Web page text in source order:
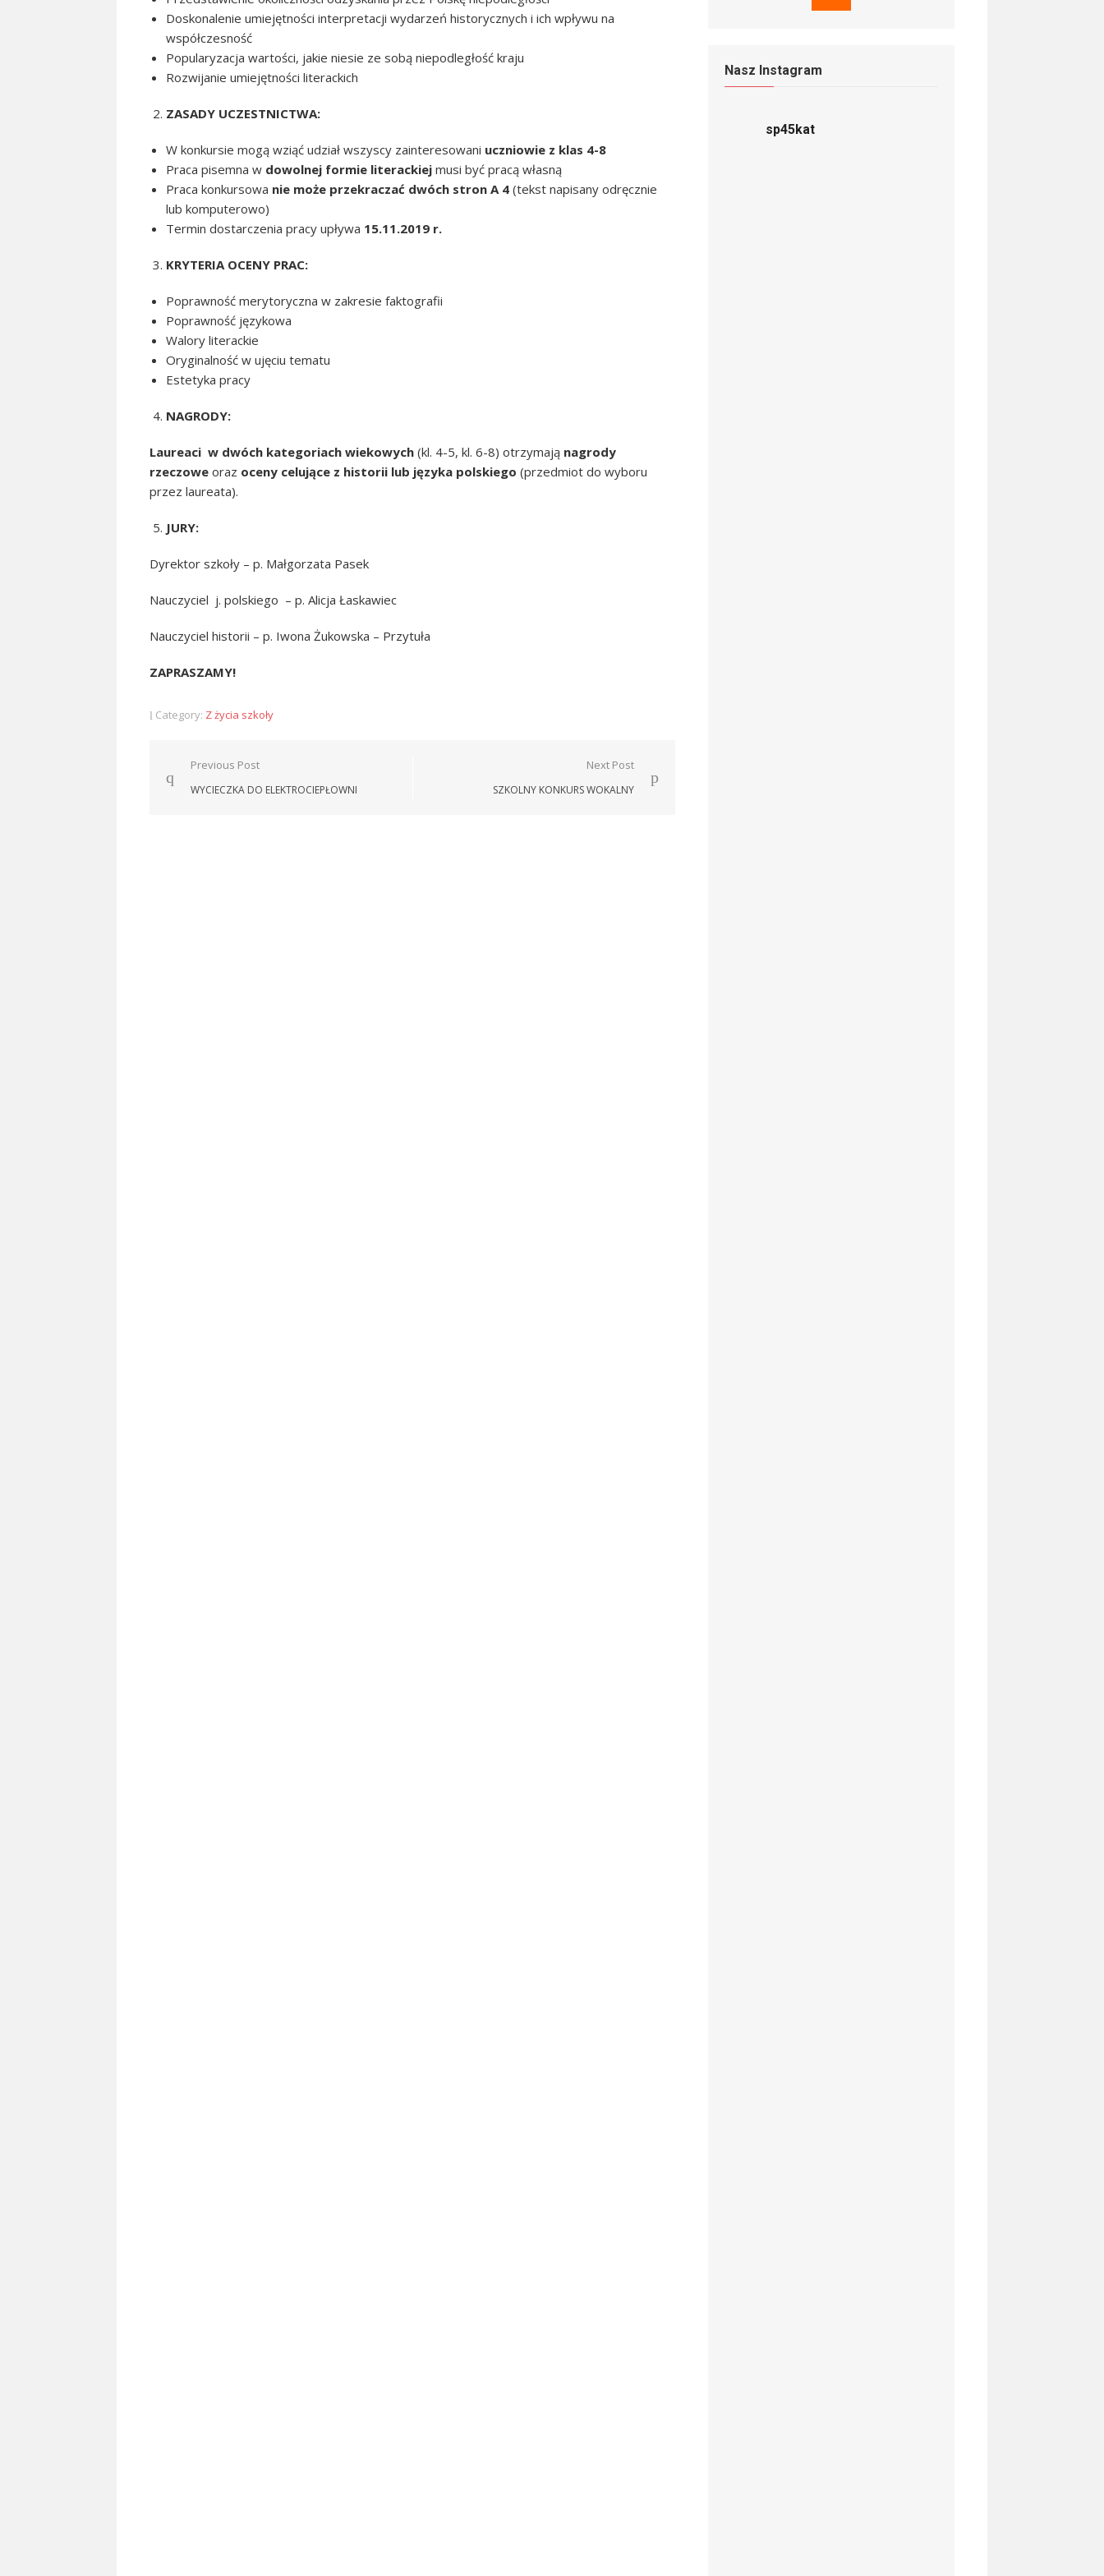
Doskonalenie umiejętności interpretacji wydarzeń historycznych i ich wpływu na
współczesność
Popularyzacja wartości, jakie niesie ze sobą niepodległość kraju
Rozwijanie umiejętności literackich
ZASADY UCZESTNICTWA:
W konkursie mogą wziąć udział wszyscy zainteresowani uczniowie z klas 4-8
Praca pisemna w dowolnej formie literackiej musi być pracą własną
Praca konkursowa nie może przekraczać dwóch stron A 4 (tekst napisany odręcznie
lub komputerowo)
Termin dostarczenia pracy upływa 15.11.2019 r.
KRYTERIA OCENY PRAC:
Poprawność merytoryczna w zakresie faktografii
Poprawność językowa
Walory literackie
Oryginalność w ujęciu tematu
Estetyka pracy
NAGRODY:
Laureaci w dwóch kategoriach wiekowych (kl. 4-5, kl. 6-8) otrzymają nagrody
rzeczowe oraz oceny celujące z historii lub języka polskiego (przedmiot do wyboru
przez laureata).
JURY:
Dyrektor szkoły – p. Małgorzata Pasek
Nauczyciel j. polskiego – p. Alicja Łaskawiec
Nauczyciel historii – p. Iwona Żukowska – Przytuła
ZAPRASZAMY!
Category: Z życia szkoły
Nawigacja
wpisu
Previous Post
WYCIECZKA DO ELEKTROCIEPŁOWNI
Next Post
SZKOLNY KONKURS WOKALNY
Nasz Instagram
sp45kat